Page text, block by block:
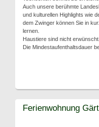
Auch unsere berühmte
und kulturellen Highlights wie
dem Zwinger können Sie in
lernen.
Haustiere sind nicht erwünscht.
Die Mindestaufenthaltsdauer
Ferienwohnung